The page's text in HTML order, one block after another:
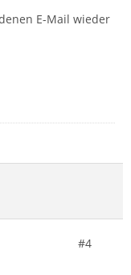
E-Mail wieder
#4